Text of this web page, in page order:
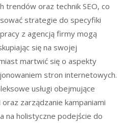
trendów oraz technik SEO, co
strategie do specyfiki
z agencją firmy mogą
się na swojej
martwić się o aspekty
stron internetowych.
usługi obejmujące
zarządzanie kampaniami
na holistyczne podejście do